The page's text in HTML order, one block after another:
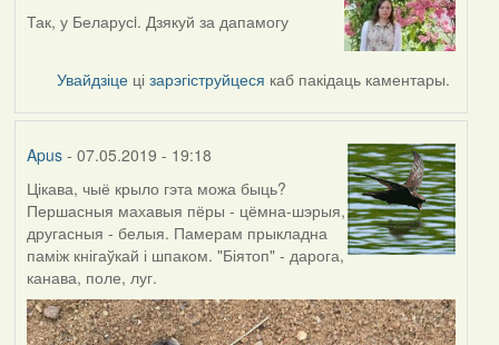
In
Harrier
Так, у Беларусi. Дзякуй за дапамогу
Увайдзіце цізарэгіструйцеся каб пакідаць каментары.
Apus- 07.05.2019 - 19:18
Цікава, чыё крыло гэта можа быць?
Першасныя махавыя пёры - цёмна-шэрыя,
другасныя - белыя. Памерам прыкладна
паміж кнігаўкай і шпаком. "Біятоп" - дарога,
канава, поле, луг.